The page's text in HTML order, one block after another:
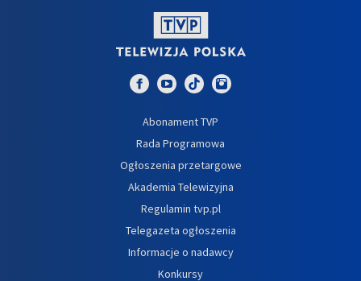
Abonament TVP
Rada Programowa
Ogłoszenia przetargowe
Akademia Telewizyjna
Regulamin tvp.pl
Telegazeta ogłoszenia
Informacje o nadawcy
Konkursy